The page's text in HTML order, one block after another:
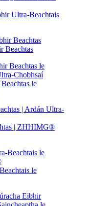
Ultra-Beachtais
Beachtas
le
| ZHHIMG®
le